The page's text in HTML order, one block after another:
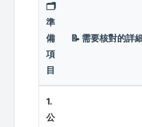
🗂️
準
備
項
目
📝 需要核對的詳
1.
公